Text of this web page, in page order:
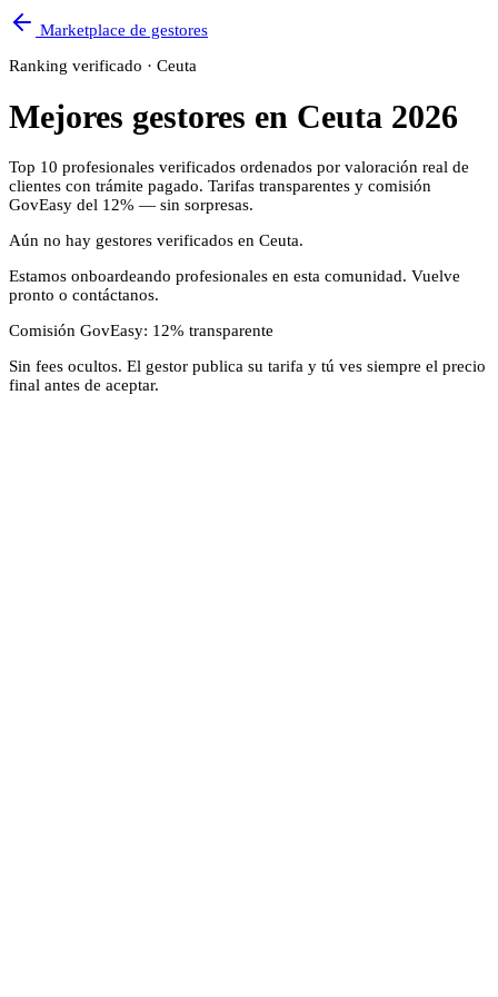
Marketplace de gestores
Ranking verificado · Ceuta
Mejores gestores en Ceuta 2026
Top 10 profesionales verificados ordenados por valoración real de
clientes con trámite pagado. Tarifas transparentes y comisión
GovEasy del 12% — sin sorpresas.
Aún no hay gestores verificados en Ceuta.
Estamos onboardeando profesionales en esta comunidad. Vuelve
pronto o contáctanos.
Comisión GovEasy: 12% transparente
Sin fees ocultos. El gestor publica su tarifa y tú ves siempre el precio
final antes de aceptar.